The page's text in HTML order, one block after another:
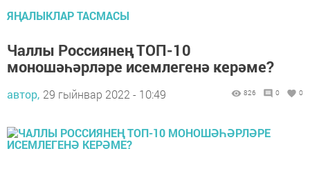
ЯҢАЛЫКЛАР ТАСМАСЫ
Чаллы Россиянең ТОП-10
моношәһәрләре исемлегенә керәме?
автор, 29 гыйнвар 2022 - 10:49 826 0 0